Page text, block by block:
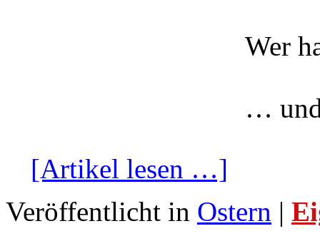
Wer
…
[Artikel lesen …]
Veröffentlicht in Ostern |